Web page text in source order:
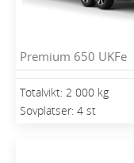
Premium 650 UKFe
Totalvikt: 2 000 kg
Sovplatser: 4 st